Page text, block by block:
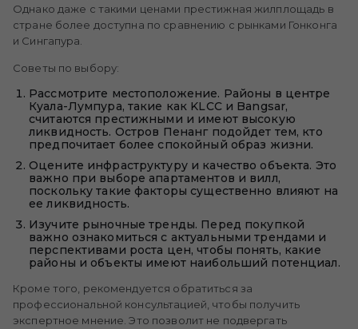
Однако даже с такими ценами престижная жилплощадь в
стране более доступна по сравнению с рынками Гонконга
и Сингапура.
Советы по выбору:
Рассмотрите местоположение. Районы в центре
Куала-Лумпура, такие как KLCC и Bangsar,
считаются престижными и имеют высокую
ликвидность. Остров Пенанг подойдет тем, кто
предпочитает более спокойный образ жизни.
Оцените инфраструктуру и качество объекта. Это
важно при выборе апартаментов и вилл,
поскольку такие факторы существенно влияют на
ее ликвидность.
Изучите рыночные тренды. Перед покупкой
важно ознакомиться с актуальными трендами и
перспективами роста цен, чтобы понять, какие
районы и объекты имеют наибольший потенциал.
Кроме того, рекомендуется обратиться за
профессиональной консультацией, чтобы получить
экспертное мнение. Это позволит не подвергать